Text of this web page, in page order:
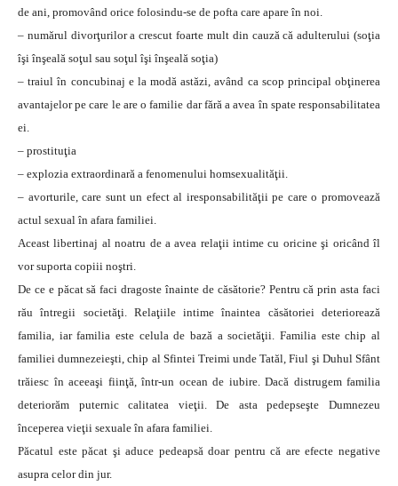
de ani, promovând orice folosindu-se de pofta care apare în noi.
– numărul divorţurilor a crescut foarte mult din cauză că adulterului (soţia
îşi înşeală soţul sau soţul îşi înşeală soţia)
– traiul în concubinaj e la modă astăzi, având ca scop principal obţinerea
avantajelor pe care le are o familie dar fără a avea în spate responsabilitatea
ei.
– prostituţia
– explozia extraordinară a fenomenului homsexualităţii.
– avorturile, care sunt un efect al iresponsabilităţii pe care o promovează
actul sexual în afara familiei.
Aceast libertinaj al noatru de a avea relaţii intime cu oricine şi oricând îl
vor suporta copiii noştri.
De ce e păcat să faci dragoste înainte de căsătorie? Pentru că prin asta faci
rău întregii societăţi. Relaţiile intime înaintea căsătoriei deteriorează
familia, iar familia este celula de bază a societăţii. Familia este chip al
familiei dumnezeieşti, chip al Sfintei Treimi unde Tatăl, Fiul şi Duhul Sfânt
trăiesc în aceeaşi fiinţă, într-un ocean de iubire. Dacă distrugem familia
deteriorăm puternic calitatea vieţii. De asta pedepseşte Dumnezeu
începerea vieţii sexuale în afara familiei.
Păcatul este păcat şi aduce pedeapsă doar pentru că are efecte negative
asupra celor din jur.